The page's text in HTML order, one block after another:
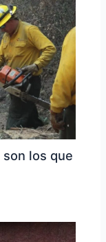
los que